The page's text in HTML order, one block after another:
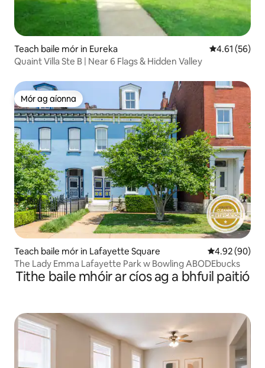
Teach baile mór in Eureka Meánrátáil
4.61 (56)
Quaint Villa Ste B | Near 6 Flags & Hidden Valley
Mór ag aíonna
Mór ag aíonna
Teach baile mór in Lafayette Square Meánrátáil
4.92 (90)
The Lady Emma Lafayette Park w Bowling ABODEbucks
Tithe baile mhóir ar cíos ag a bhfuil paitió